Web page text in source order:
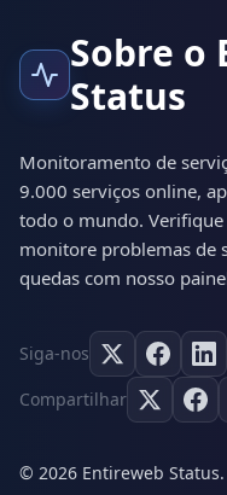
Sobre o
Status
Monitoramento de
9.000 serviços online,
todo o mundo. Verifique
monitore problemas de
quedas com nosso
Siga-nos
Compartilhar
© 2026 Entireweb